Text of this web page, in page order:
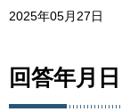
2025年05月27日
回答年月日